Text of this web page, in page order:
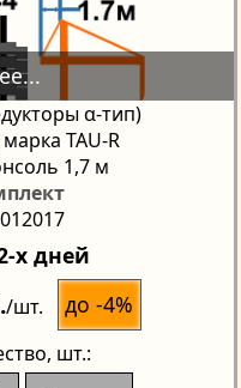
α-тип)
TAU-R
1,7 м
х дней
/шт. до -4%
, шт.: